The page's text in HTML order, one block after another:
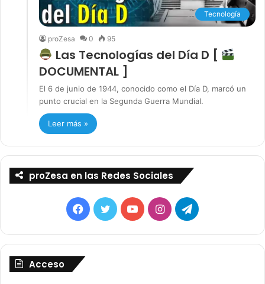
Tecnología
proZesa 0 95
Las Tecnologías del Día D [
DOCUMENTAL ]
El 6 de junio de 1944, conocido como el Día D, marcó un
punto crucial en la Segunda Guerra Mundial.
Leer más »
proZesa en las Redes Sociales
Facebook
TwitterYouTubeInstagramTelegram
Acceso